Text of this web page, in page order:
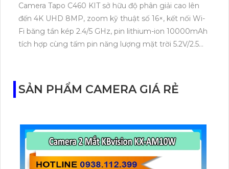
Camera Tapo C460 KIT sở hữu độ phân giải cao lên
đến 4K UHD 8MP, zoom kỹ thuật số 16×, kết nối Wi-
Fi băng tần kép 2.4/5 GHz, pin lithium-ion 10000mAh
tích hợp cùng tấm pin năng lượng mặt trời 5.2V/2.5W.
SẢN PHẨM CAMERA GIÁ RẺ